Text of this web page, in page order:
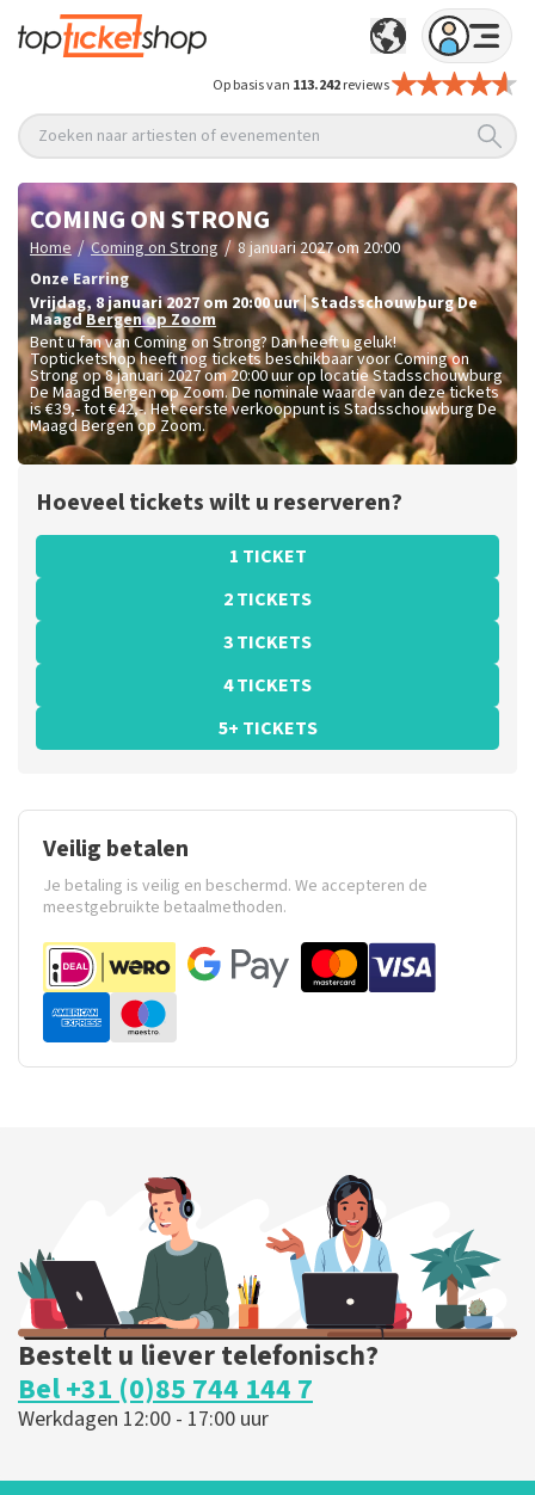
Op basis van 113.242reviews
Zoeken naar artiesten of evenementen
COMING ON STRONG
Home / Coming on Strong / 8 januari 2027 om 20:00
Onze Earring
vrijdag, 8 januari 2027 om 20:00uur|Stadsschouwburg De
MaagdBergen op Zoom
Bent u fan van Coming on Strong? Dan heeft u geluk!
Topticketshop heeft nog tickets beschikbaar voor Coming on
Strong op 8 januari 2027 om 20:00 uur op locatie Stadsschouwburg
De Maagd Bergen op Zoom. De nominale waarde van deze tickets
is€39,- tot €42,-. Het eerste verkooppunt is Stadsschouwburg De
Maagd Bergen op Zoom.
Hoeveel tickets wilt u reserveren?
1 TICKET
2 TICKETS
3 TICKETS
4 TICKETS
5+ TICKETS
Veilig betalen
Je betaling is veilig en beschermd. We accepteren de
meestgebruikte betaalmethoden.
Bestelt u liever telefonisch?
Bel +31 (0)85 744 144 7
Werkdagen 12:00 - 17:00 uur